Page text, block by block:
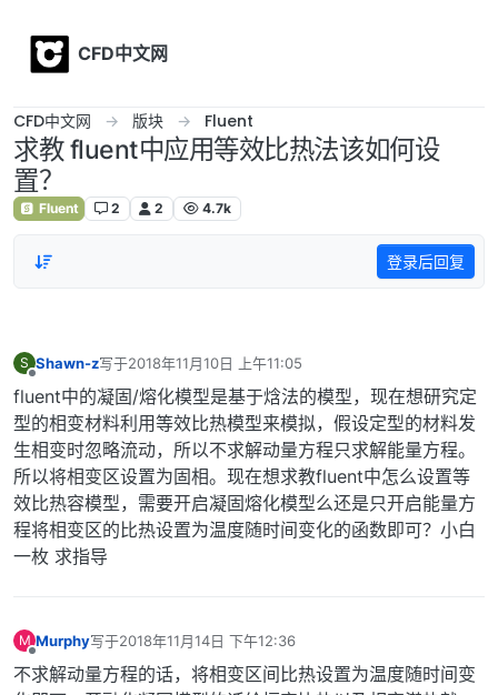
CFD中文网
CFD中文网 版块 Fluent
求教 fluent中应用等效比热法该如何设
置？
Fluent 2 2 4.7k
登录后回复
S Shawn-z写于2018年11月10日 上午11:05
最后由 编辑
fluent中的凝固/熔化模型是基于焓法的模型，现在想研究定
型的相变材料利用等效比热模型来模拟，假设定型的材料发
生相变时忽略流动，所以不求解动量方程只求解能量方程。
所以将相变区设置为固相。现在想求教fluent中怎么设置等
效比热容模型，需要开启凝固熔化模型么还是只开启能量方
程将相变区的比热设置为温度随时间变化的函数即可？小白
一枚 求指导
M
离线
Murphy写于2018年11月14日 下午12:36
最后由 编辑
不求解动量方程的话，将相变区间比热设置为温度随时间变